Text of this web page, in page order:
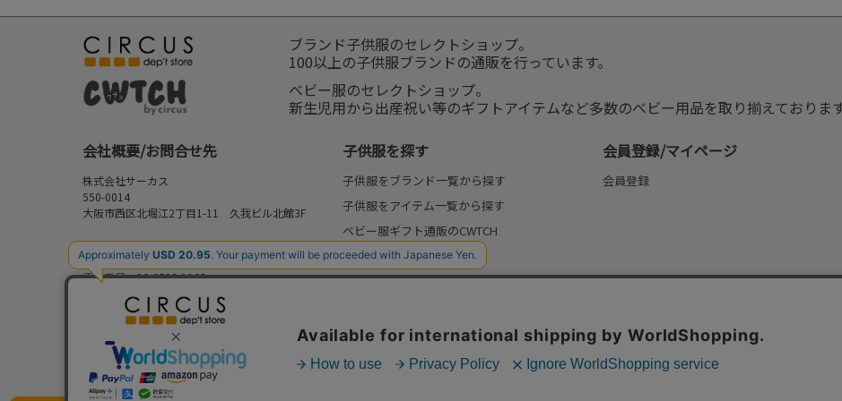
ブランド子供服のセレクトショップ。
100以上の子供服ブランドの通販を行っています。
ベビー服のセレクトショップ。
新生児用から出産祝い等のギフトアイテムなど多数のベビー用品を取り揃えております
会社概要/お問合せ先
株式会社サーカス
550-0014
大阪市西区北堀江2丁目1-11 久我ビル北館3F
お問合せ先
⇒FAQ/お問合せフォーム
電話番号：06-6538-1163
営業時間：10:00-17:00
定休日：日曜・祝日
子供服を探す
子供服をブランド一覧から探す
子供服をアイテム一覧から探す
ベビー服ギフト通販のCWTCH
新作
再入荷
セール
my focus(よみもの)
会員登録/マイページ
会員登録